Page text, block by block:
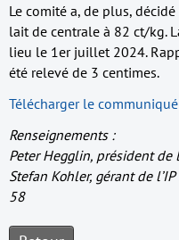
Le comité a, de plus,
lait de centrale à 82 ct/kg.
lieu le 1er juillet 2024.
été relevé de 3 centimes.
Télécharger le
Renseignements :
Peter Hegglin, président de
Stefan Kohler, gérant de
58